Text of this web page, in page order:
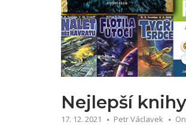
Nejlepší knihy
17. 12. 2021 Petr Václavek